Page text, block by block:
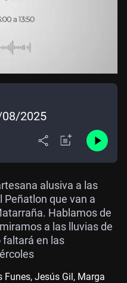
08/2025
alusiva a las
Peñatlon que van a
Hablamos de
a las lluvias de
faltará en las
Jesús Gil, Marga